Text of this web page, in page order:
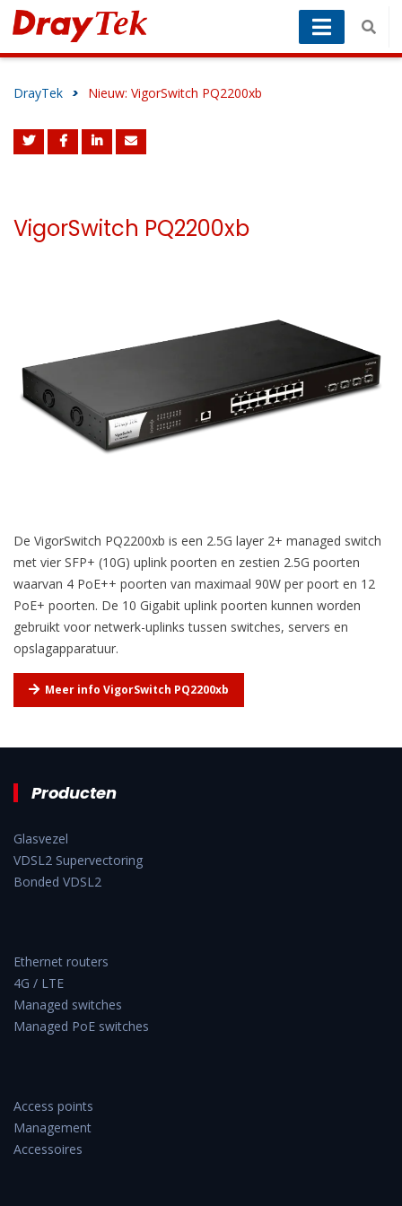
DrayTek > Nieuw: VigorSwitch PQ2200xb
VigorSwitch PQ2200xb
De VigorSwitch PQ2200xb is een 2.5G layer 2+ managed switch
met vier SFP+ (10G) uplink poorten en zestien 2.5G poorten
waarvan 4 PoE++ poorten van maximaal 90W per poort en 12
PoE+ poorten. De 10 Gigabit uplink poorten kunnen worden
gebruikt voor netwerk-uplinks tussen switches, servers en
opslagapparatuur.
Meer info VigorSwitch PQ2200xb
Producten
Glasvezel
VDSL2 Supervectoring
Bonded VDSL2
Ethernet routers
4G / LTE
Managed switches
Managed PoE switches
Access points
Management
Accessoires